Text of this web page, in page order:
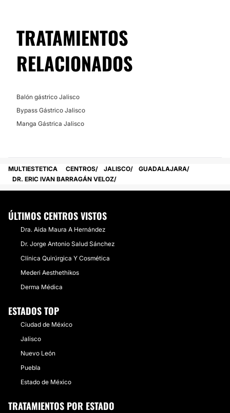
TRATAMIENTOS
RELACIONADOS
Balón gástrico Jalisco
Bypass Gástrico Jalisco
Manga Gástrica Jalisco
MULTIESTETICA CENTROS JALISCO
GUADALAJARA
DR. ERIC IVAN BARRAGÁN VELOZ
ÚLTIMOS CENTROS VISTOS
Dra. Aida Maura A Hernández
Dr. Jorge Antonio Salud Sánchez
Clínica Quirúrgica Y Cosmética
Mederi Aesthethikos
Derma Médica
ESTADOS TOP
Ciudad de México
Jalisco
Nuevo León
Puebla
Estado de México
TRATAMIENTOS POR ESTADO